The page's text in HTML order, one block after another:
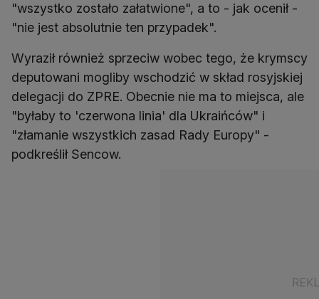
"wszystko zostało załatwione", a to - jak ocenił -
"nie jest absolutnie ten przypadek".
Wyraził również sprzeciw wobec tego, że krymscy
deputowani mogliby wschodzić w skład rosyjskiej
delegacji do ZPRE. Obecnie nie ma to miejsca, ale
"byłaby to 'czerwona linia' dla Ukraińców" i
"złamanie wszystkich zasad Rady Europy" -
podkreślił Sencow.